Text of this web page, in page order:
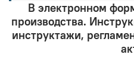
В электронном
производства.
инструктажи,